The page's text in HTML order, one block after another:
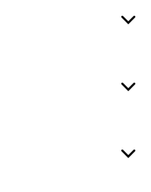


